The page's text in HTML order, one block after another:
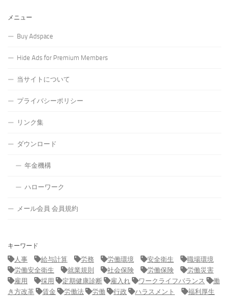
メニュー
Buy Adspace
Hide Ads for Premium Members
当サイトについて
プライバシーポリシー
リンク集
ダウンロード
年金機構
ハローワーク
メール会員 会員規約
キーワード
人事
給与計算 労務 労働環境 安全衛生
職場環境
労働安全衛生
就業規則 社会保険 労働保険
労働災害
雇用
採用 定期健康診断 雇入れ ワークライフバランス
働
き方改革
賃金 労働法 労働 行政 ハラスメント
福利厚生